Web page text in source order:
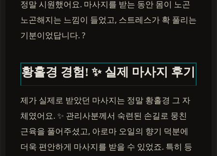
정말 시원했어요. 마사지를 받는 동안 몸이 노곤
노곤해지는 느낌이 들었고, 스트레스가 확 풀리는
기분이었답니다. ?
황홀경 경험! ✨ 실제 마사지 후기
제가 실제로 받았던 마사지는 정말 황홀경 그 자
체였어요. ✨ 관리사분께서 숙련된 손길로 뭉친
근육을 풀어주셨고, 아로마 오일의 향기 덕분에
더욱 편안하게 마사지를 받을 수 있었죠. 특히 등